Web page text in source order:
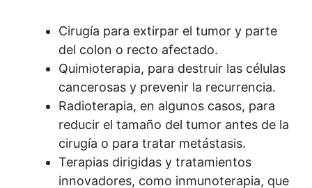
Cirugía para extirpar el tumor y parte
del colon o recto afectado.
Quimioterapia, para destruir las células
cancerosas y prevenir la recurrencia.
Radioterapia, en algunos casos, para
reducir el tamaño del tumor antes de la
cirugía o para tratar metástasis.
Terapias dirigidas y tratamientos
innovadores, como inmunoterapia, que